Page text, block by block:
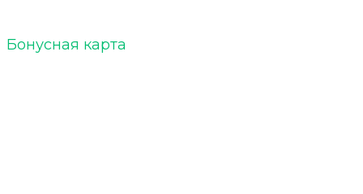
Бонусная карта